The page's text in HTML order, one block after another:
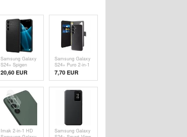
Samsung Galaxy
S24+ Spigen
Liquid Air TPU
Hoesje - Zwart
20,60 EUR
Samsung Galaxy
S24+ Puro 2-in-1
Magnetisch
Portemonnee
Hoesje - Zwart
7,70 EUR
Imak 2-in-1 HD
Samsung Galaxy